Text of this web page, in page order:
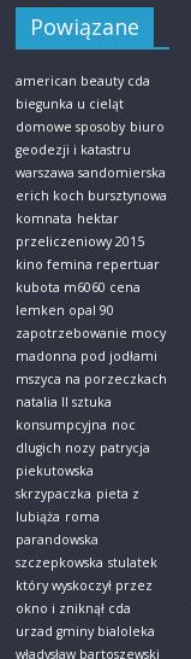
Powiązane
american beauty cda
biegunka u cieląt
domowe sposoby biuro
geodezji i katastru
warszawa sandomierska
erich koch bursztynowa
komnata hektar
przeliczeniowy 2015
kino femina repertuar
kubota m6060 cena
lemken opal 90
zapotrzebowanie mocy
madonna pod jodłami
mszyca na porzeczkach
natalia ll sztuka
konsumpcyjna noc
dlugich nozy patrycja
piekutowska
skrzypaczka pieta z
lubiąża roma
parandowska
szczepkowska stulatek
który wyskoczył przez
okno i zniknął cda
urzad gminy bialoleka
władysław bartoszewski